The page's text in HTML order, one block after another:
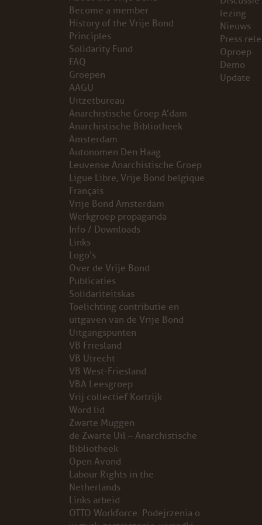
VB FRIESLAND
VB WEST-FRIESLAND
ZWARTE MUGGEN
WERKGROEP ARBEID
WERKGROEP PROPAGANDA
CAMPAGNES
ANARCHISME – EEN INTRODUCTIE
OTTO SLAVEFORCE
JUMBO DISTRIBUTIECENTRA EN OTTO WORKFORCE
PROBLEMY Z AGENCJA… PRACY TYMCZASOWEJ
KUNST-ANARCHISTISCHE DAG BAJEENKOMST
VERKIEZINGEN
BASTION BASTARDS
DE CRISIS VOORBIJ
CODE ZWART
FREE JOCK PALFREEMAN
BUITEN DE ORDE
Become a member
History of the Vrije Bond
Principles
Solidarity Fund
FAQ
Groepen
AAGU
Uitzetbureau
Anarchistische Groep A’dam
Anarchistische Bibliotheek
Amsterdam
Autonomen Den Haag
Leuvense Anarchistische Groep
Ligue Libre, Vrije Bond belgique
Français
Vrije Bond Amsterdam
Werkgroep propaganda
Info / Downloads
Links
Logo’s
Over de Vrije Bond
Publicaties
Solidariteitskas
Toelichting contributie en
uitgaven van de Vrije Bond
Uitgangspunten
VB Friesland
VB Utrecht
VB West-Friesland
VBA Leesgroep
Vrij collectief Kortrijk
Word lid
Zwarte Muggen
de Zwarte Uil – Anarchistische
Bibliotheek
Open Avond
Labour Rights in the
Netherlands
Links arbeid
OTTO Workforce. Podejrzenia o
lezing
Nieuws
Press
Oproep
Demo
Update